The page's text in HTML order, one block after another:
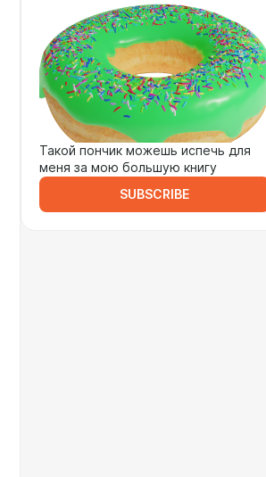
Такой пончик можешь испечь для
меня за мою большую книгу
SUBSCRIBE